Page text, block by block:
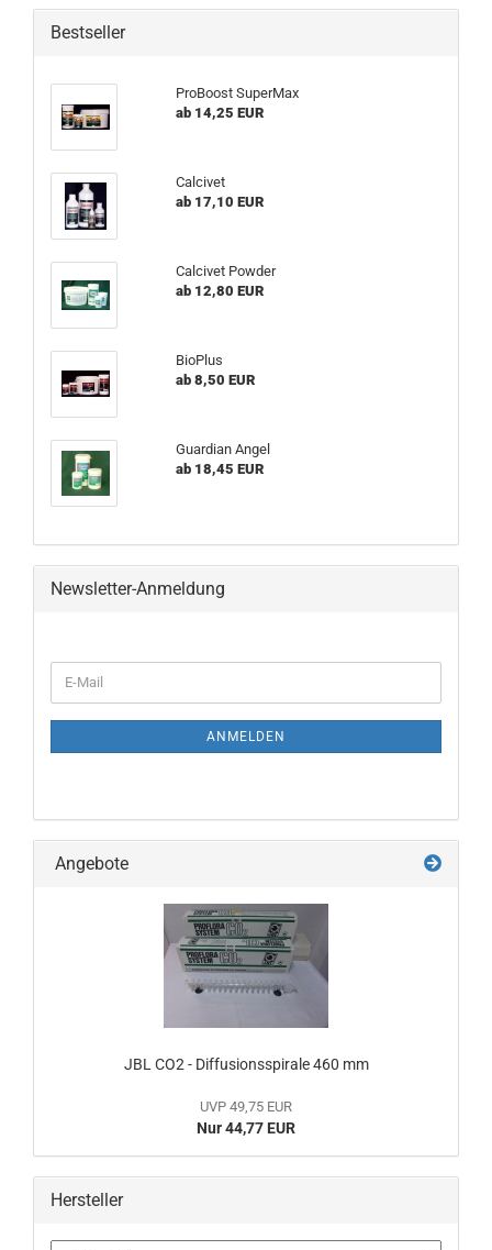
Bestseller
ProBoost SuperMax
ab 14,25 EUR
Calcivet
ab 17,10 EUR
Calcivet Powder
ab 12,80 EUR
BioPlus
ab 8,50 EUR
Guardian Angel
ab 18,45 EUR
Newsletter-Anmeldung
ZUR
E-
Mail
ANMELDEN
Angebote
JBL CO2 - Diffusionsspirale 460 mm
UVP 49,75 EUR
Nur 44,77 EUR
Hersteller